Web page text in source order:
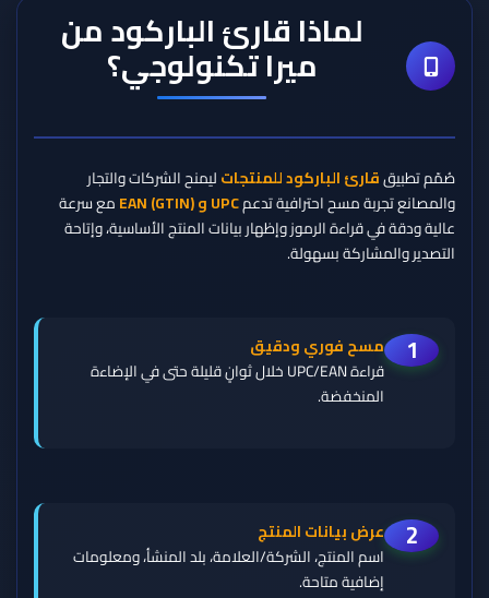
لماذا قارئ الباركود من
ميرا تكنولوجي؟
صُمّم تطبيققارئ الباركود للمنتجاتليمنح الشركات والتجار
والمصانع تجربة مسح احترافية تدعمUPC و EAN (GTIN)
مع سرعة
عالية ودقة في قراءة الرموز وإظهار بيانات المنتج الأساسية، وإتاحة
التصدير والمشاركة بسهولة.
1
مسح فوري ودقيق
قراءة UPC/EAN خلال ثوانٍ قليلة حتى في الإضاءة
المنخفضة.
2
عرض بيانات المنتج
اسم المنتج، الشركة/العلامة، بلد المنشأ، ومعلومات
إضافية متاحة.